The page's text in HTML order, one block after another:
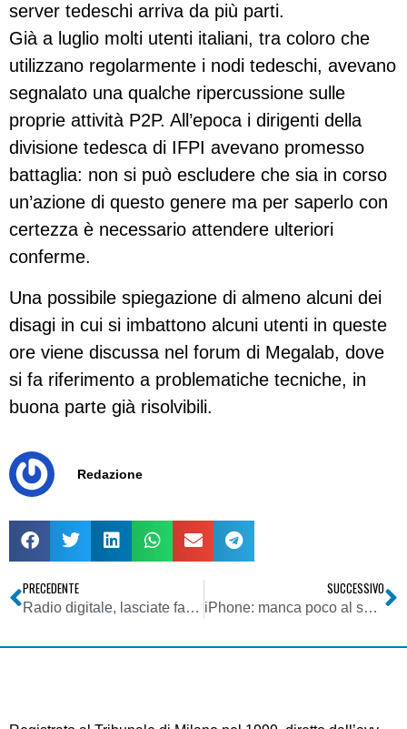
server tedeschi arriva da più parti.
Già a luglio molti utenti italiani, tra coloro che
utilizzano regolarmente i nodi tedeschi, avevano
segnalato una qualche ripercussione sulle
proprie attività P2P. All’epoca i dirigenti della
divisione tedesca di IFPI avevano promesso
battaglia: non si può escludere che sia in corso
un’azione di questo genere ma per saperlo con
certezza è necessario attendere ulteriori
conferme.
Una possibile spiegazione di almeno alcuni dei
disagi in cui si imbattono alcuni utenti in queste
ore viene discussa nel forum di Megalab, dove
si fa riferimento a problematiche tecniche, in
buona parte già risolvibili.
Redazione
PRECEDENTE
Radio digitale, lasciate fare ai giovani
SUCCESSIVO
iPhone: manca poco al suo arrivo